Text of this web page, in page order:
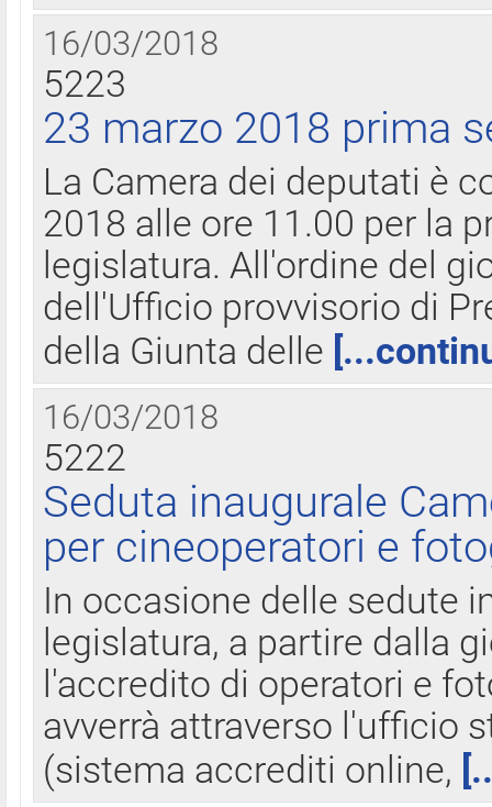
16/03/2018
5223
23 marzo 2018 prima
La Camera dei deputati è
2018 alle ore 11.00 per la
legislatura. All'ordine del
dell'Ufficio provvisorio di
della Giunta delle
16/03/2018
5222
Seduta inaugurale
per cineoperatori e
In occasione delle sedute
legislatura, a partire dalla
l'accredito di operatori e
avverrà attraverso l'ufficio
(sistema accrediti online,